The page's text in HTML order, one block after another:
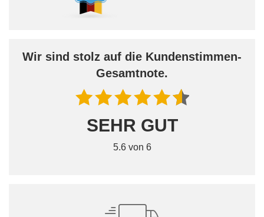
Wir sind stolz auf die Kundenstimmen-
Gesamtnote.
SEHR GUT
5.6 von 6